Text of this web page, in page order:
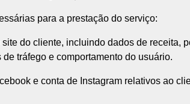
para a prestação do serviço:
do cliente, incluindo dados de receita,
tráfego e comportamento do usuário.
e conta de Instagram relativos ao